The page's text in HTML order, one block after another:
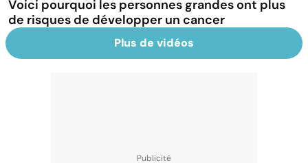
Voici pourquoi les personnes grandes ont plus
de risques de développer un cancer
Plus de vidéos